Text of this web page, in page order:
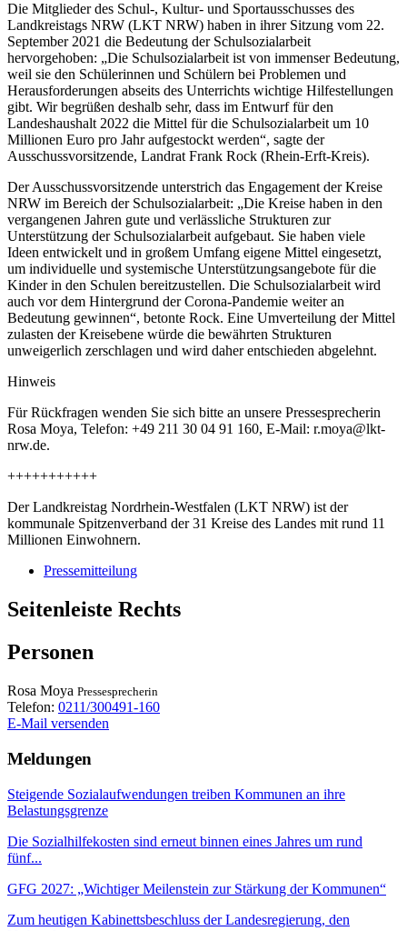
Die Mitglieder des Schul-, Kultur- und Sportausschusses des
Landkreistags NRW (LKT NRW) haben in ihrer Sitzung vom 22.
September 2021 die Bedeutung der Schulsozialarbeit
hervorgehoben: „Die Schulsozialarbeit ist von immenser Bedeutung,
weil sie den Schülerinnen und Schülern bei Problemen und
Herausforderungen abseits des Unterrichts wichtige Hilfestellungen
gibt. Wir begrüßen deshalb sehr, dass im Entwurf für den
Landeshaushalt 2022 die Mittel für die Schulsozialarbeit um 10
Millionen Euro pro Jahr aufgestockt werden“, sagte der
Ausschussvorsitzende, Landrat Frank Rock (Rhein-Erft-Kreis).
Der Ausschussvorsitzende unterstrich das Engagement der Kreise
NRW im Bereich der Schulsozialarbeit: „Die Kreise haben in den
vergangenen Jahren gute und verlässliche Strukturen zur
Unterstützung der Schulsozialarbeit aufgebaut. Sie haben viele
Ideen entwickelt und in großem Umfang eigene Mittel eingesetzt,
um individuelle und systemische Unterstützungsangebote für die
Kinder in den Schulen bereitzustellen. Die Schulsozialarbeit wird
auch vor dem Hintergrund der Corona-Pandemie weiter an
Bedeutung gewinnen“, betonte Rock. Eine Umverteilung der Mittel
zulasten der Kreisebene würde die bewährten Strukturen
unweigerlich zerschlagen und wird daher entschieden abgelehnt.
Hinweis
Für Rückfragen wenden Sie sich bitte an unsere Pressesprecherin
Rosa Moya, Telefon: +49 211 30 04 91 160, E-Mail: r.moya@lkt-
nrw.de.
+++++++++++
Der Landkreistag Nordrhein-Westfalen (LKT NRW) ist der
kommunale Spitzenverband der 31 Kreise des Landes mit rund 11
Millionen Einwohnern.
Pressemitteilung
Seitenleiste Rechts
Personen
Rosa Moya Pressesprecherin
Telefon: 0211/300491-160
E-Mail versenden
Meldungen
Steigende Sozialaufwendungen treiben Kommunen an ihre
Belastungsgrenze
Die Sozialhilfekosten sind erneut binnen eines Jahres um rund
fünf...
GFG 2027: „Wichtiger Meilenstein zur Stärkung der Kommunen“
Zum heutigen Kabinettsbeschluss der Landesregierung, den